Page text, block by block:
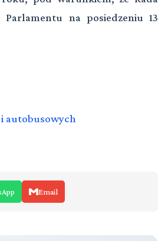
na posiedzeniu 13
autobusowych
Email